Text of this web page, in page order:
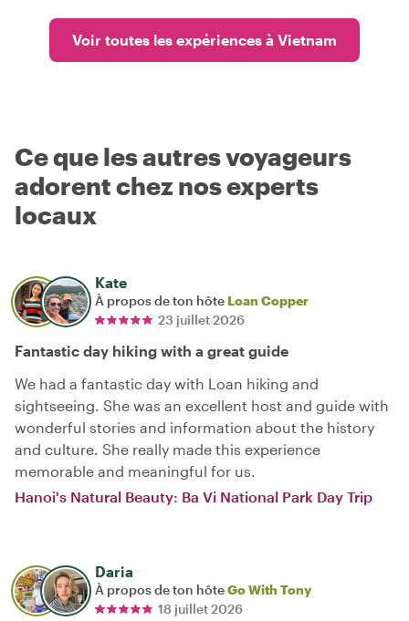
Voir toutes les expériences à Vietnam
Ce que les autres voyageurs
adorent chez nos experts
locaux
Kate
À propos de ton hôte Loan Copper
23 juillet 2026
Fantastic day hiking with a great guide
We had a fantastic day with Loan hiking and
sightseeing. She was an excellent host and guide with
wonderful stories and information about the history
and culture. She really made this experience
memorable and meaningful for us.
Hanoi's Natural Beauty: Ba Vi National Park Day Trip
Daria
À propos de ton hôteGo With Tony
18 juillet 2026